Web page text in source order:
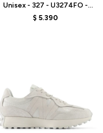
Unisex - 327 - U3274FO -
BROWN
$ 5.390